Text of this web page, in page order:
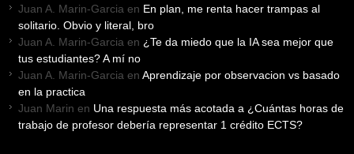
Juan A. Marin-Garcia en En plan, me renta hacer trampas al
solitario. Obvio y literal, bro
Juan A. Marin-Garcia en ¿Te da miedo que la IA sea mejor que
tus estudiantes? A mí no
Juan A. Marin-Garcia en Aprendizaje por observacion vs basado
en la practica
Juan Marin en Una respuesta más acotada a ¿Cuántas horas de
trabajo de profesor debería representar 1 crédito ECTS?